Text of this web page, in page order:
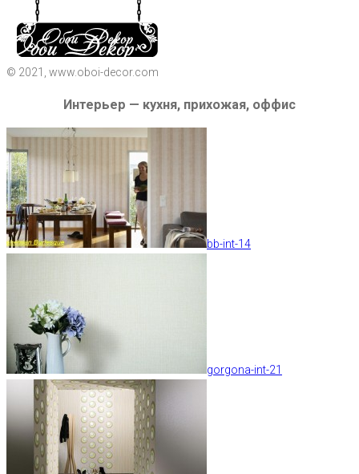
© 2021, www.oboi-decor.com
Интерьер — кухня, прихожая, оффис
bb-int-14
gorgona-int-21